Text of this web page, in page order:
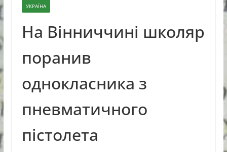
УКРАЇНА
На Вінниччині школяр
поранив
однокласника з
пневматичного
пістолета